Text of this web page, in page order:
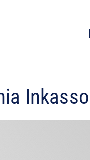
Inkasso